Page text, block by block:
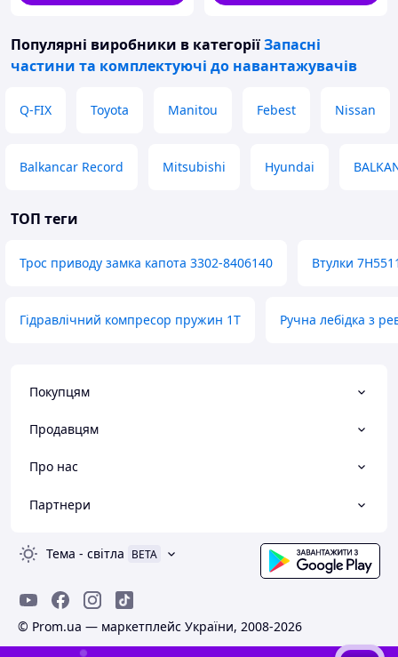
Популярні виробники в категоріїЗапасні
частини та комплектуючі до навантажувачів
Q-FIX Toyota Manitou Febest Nissan
Balkancar Record Mitsubishi Hyundai
ТОП теги
Трос приводу замка капота 3302-8406140 Втулки
Гідравлічний компресор пружин 1T Ручна лебідка з
Покупцям
Продавцям
Про нас
Партнери
Тема - світла BETA
© Prom.ua — маркетплейс України, 2008-2026